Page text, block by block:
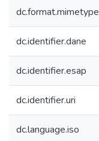
dc.format.mimetype
dc.identifier.dane
dc.identifier.esap
dc.identifier.uri
dc.language.iso